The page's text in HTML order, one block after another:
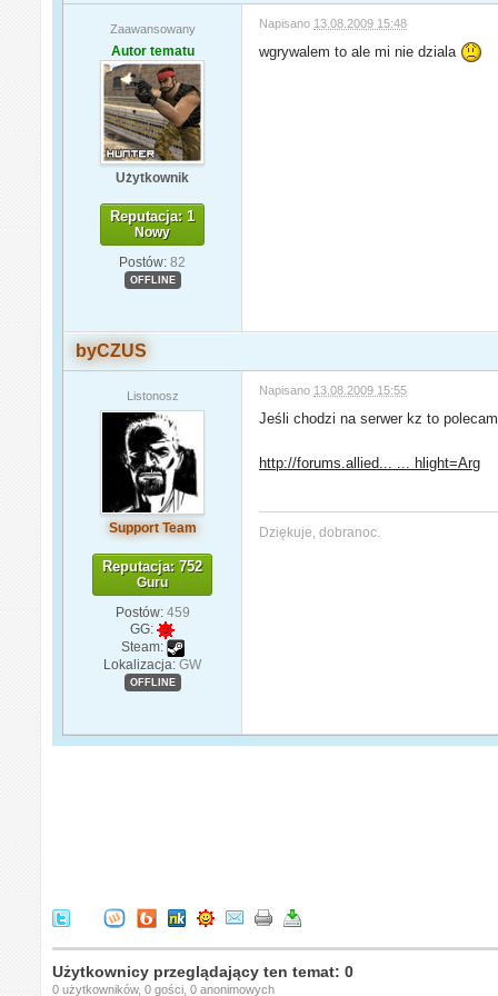
Zaawansowany
Autor tematu
Użytkownik
Reputacja: 1
Nowy
Postów: 82
OFFLINE
Napisano 13.08.2009 15:48
wgrywalem to ale mi nie dziala
byCZUS
Listonosz
Support Team
Reputacja: 752
Guru
Postów: 459
GG:
Steam:
Lokalizacja: GW
OFFLINE
Napisano 13.08.2009 15:55
Jeśli chodzi na serwer kz to polecam
http://forums.allied... ... hlight=Arg
Dziękuje, dobranoc.
Użytkownicy przeglądający ten temat: 0
0 użytkowników, 0 gości, 0 anonimowych